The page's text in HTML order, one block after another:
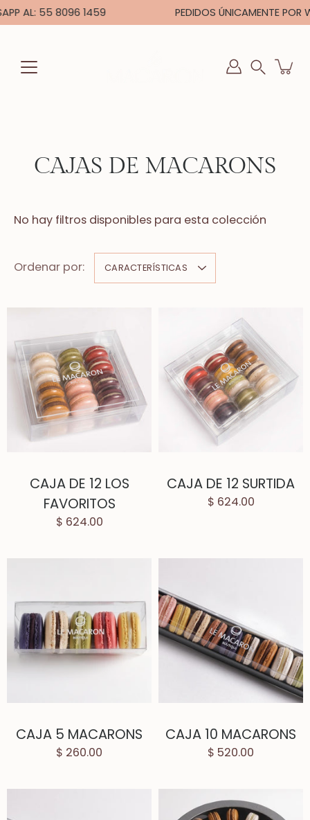
Saltar
a
sección
AL: 55 8096 1459 PEDIDOS ÚNICAMENTE POR
Buscar
CAJAS DE MACARONS
No hay filtros disponibles para esta colección
Ordenar por: CARACTERÍSTICAS
CAJA DE 12 LOS
FAVORITOS
$ 624.00
CAJA DE 12 SURTIDA
$ 624.00
CAJA 5 MACARONS
$ 260.00
CAJA 10 MACARONS
$ 520.00